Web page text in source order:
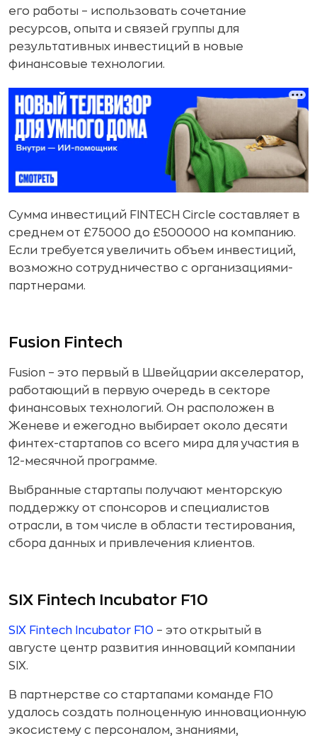
его работы – использовать сочетание
ресурсов, опыта и связей группы для
результативных инвестиций в новые
финансовые технологии.
Сумма инвестиций FINTECH Circle составляет в
среднем от £75000 до £500000 на компанию.
Если требуется увеличить объем инвестиций,
возможно сотрудничество с организациями-
партнерами.
Fusion Fintech
Fusion – это первый в Швейцарии акселератор,
работающий в первую очередь в секторе
финансовых технологий. Он расположен в
Женеве и ежегодно выбирает около десяти
финтех-стартапов со всего мира для участия в
12-месячной программе.
Выбранные стартапы получают менторскую
поддержку от спонсоров и специалистов
отрасли, в том числе в области тестирования,
сбора данных и привлечения клиентов.
SIX Fintech Incubator F10
SIX Fintech Incubator F10 – это открытый в
августе центр развития инноваций компании
SIX.
В партнерстве со стартапами команде F10
удалось создать полноценную инновационную
экосистему с персоналом, знаниями,